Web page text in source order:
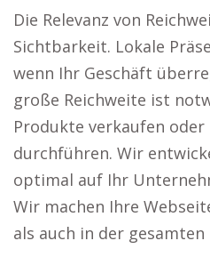
Die Relevanz von
Sichtbarkeit. Lokale
wenn Ihr Geschäft
große Reichweite ist
Produkte verkaufen
durchführen. Wir
optimal auf Ihr
Wir machen Ihre
als auch in der gesamten